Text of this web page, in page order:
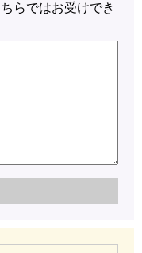
らではお受けでき